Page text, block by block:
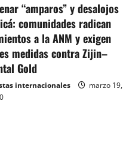
“amparos” y desalojos
comunidades radican
a la ANM y exigen
medidas contra Zijin–
Gold
internacionales
marzo 19,
0